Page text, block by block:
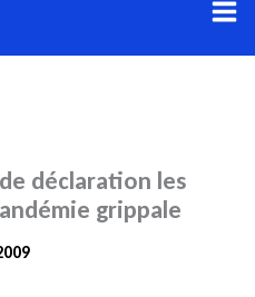
déclaration les
grippale